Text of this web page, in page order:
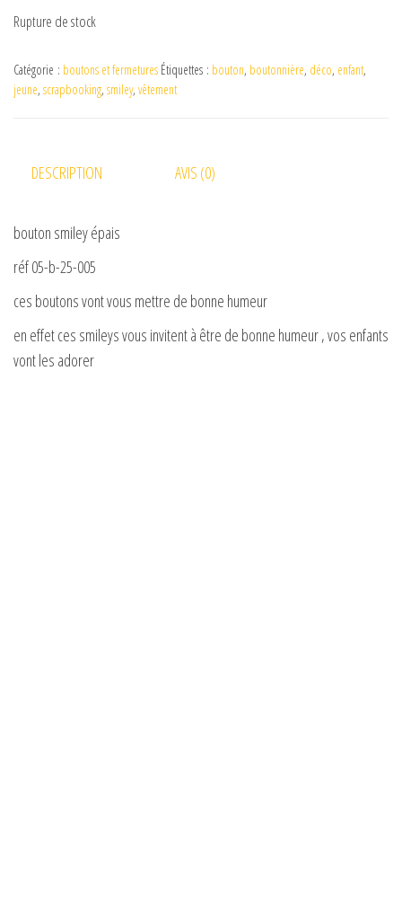
Rupture de stock
Catégorie : boutons et fermetures Étiquettes : bouton, boutonnière, déco, enfant,
jeune, scrapbooking, smiley, vêtement
DESCRIPTION AVIS (0)
bouton smiley épais
réf 05-b-25-005
ces boutons vont vous mettre de bonne humeur
en effet ces smileys vous invitent à être de bonne humeur , vos enfants
vont les adorer